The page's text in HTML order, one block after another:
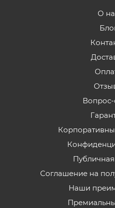
О
Вопрос-
Соглашение на
Наши